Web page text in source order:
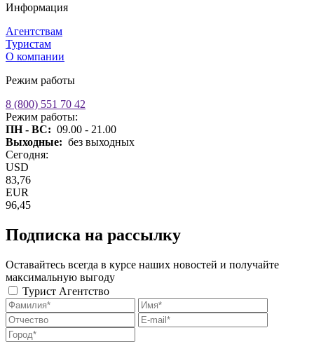
Информация
Агентствам
Туристам
О компании
Режим работы
8 (800) 551 70 42
Режим работы:
ПН - ВС: 09.00 - 21.00
Выходные: без выходных
Сегодня:
USD
83,76
EUR
96,45
Подписка на рассылку
Оставайтесь всегда в курсе наших новостей и получайте
максимальную выгоду
Турист Агентство